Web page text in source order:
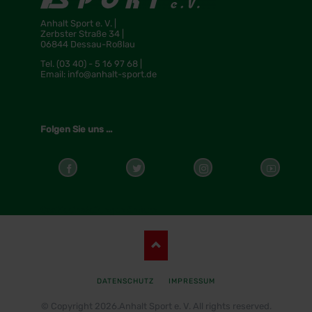
Anhalt Sport e. V. |
Zerbster Straße 34 |
06844 Dessau-Roßlau
Tel. (03 40) - 5 16 97 68 |
Email: info@anhalt-sport.de
Folgen Sie uns ...
NAVIGATION
ÜBERSPRINGEN
DATENSCHUTZ IMPRESSUM
© Copyright 2026.Anhalt Sport e. V. All rights reserved.